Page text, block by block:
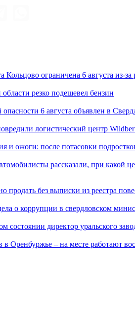
Кольцово ограничена 6 августа из-
резко подешевел бензин
6 августа объявлен в
логистический центр
и ожоги: после потасовки
рассказали, при какой
продать без выписки из реестра
о коррупции в свердловском
состоянии директор уральского
в Оренбуржье – на месте работают